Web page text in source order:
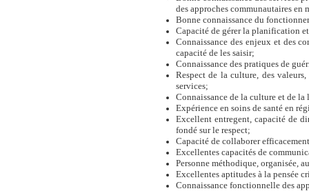
des approches communautaires
Bonne connaissance du
Capacité de gérer la planification
Connaissance des enjeux et des
capacité de les saisir;
Connaissance des pratiques de
Respect de la culture, des
services;
Connaissance de la culture et de
Expérience en soins de santé en
Excellent entregent, capacité de
fondé sur le respect;
Capacité de collaborer
Excellentes capacités de
Personne méthodique, organisée,
Excellentes aptitudes à la pensée
Connaissance fonctionnelle des